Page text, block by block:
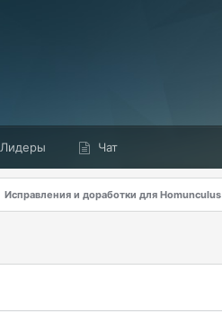
Лидеры Чат
Исправления и доработки для Homunculus